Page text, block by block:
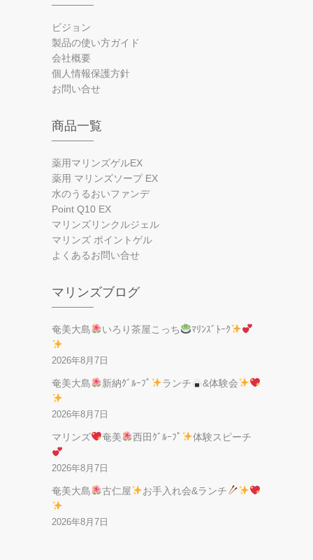
ビジョン
製品の使い方ガイド
会社概要
個人情報保護方針
お問い合せ
商品一覧
薬用マリンズゲルEX
薬用 マリンズソープ EX
水のうるおいファンデ
Point Q10 EX
マリンズリンクルジェル
マリンズ ポイントゲル
よくあるお問い合せ
マリンズブログ
奄美大島 いろり茶屋こっち ﾏﾘﾝｽﾞﾄｰｸ
2026年8月7日
奄美大島 新納ｸﾞﾙｰﾌﾟ ランチ &体験会
2026年8月7日
マリンズ 奄美 西田ｸﾞﾙｰﾌﾟ 体験スピーチ
2026年8月7日
奄美大島 古仁屋 お手入れ会&ランチ
2026年8月7日